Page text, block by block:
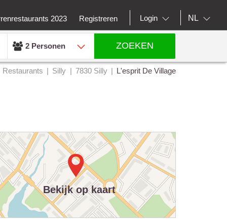
2023 Registreren Login NL
2 Personen ZOEKEN
Restaurants Silly 7830 Silly L'esprit De Village
Bekijk op kaart